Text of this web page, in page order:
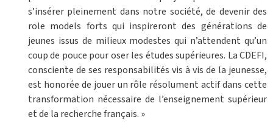
s’insérer pleinement dans notre société, de devenir des
role models forts qui inspireront des générations de
jeunes issus de milieux modestes qui n’attendent qu’un
coup de pouce pour oser les études supérieures. La CDEFI,
consciente de ses responsabilités vis à vis de la jeunesse,
est honorée de jouer un rôle résolument actif dans cette
transformation nécessaire de l’enseignement supérieur
et de la recherche français. »